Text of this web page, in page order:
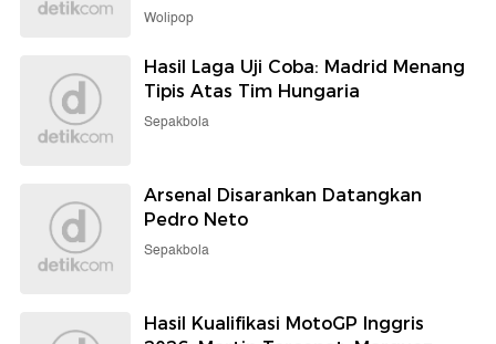
Wolipop
Hasil Laga Uji Coba: Madrid Menang
Tipis Atas Tim Hungaria
Sepakbola
Arsenal Disarankan Datangkan
Pedro Neto
Sepakbola
Hasil Kualifikasi MotoGP Inggris